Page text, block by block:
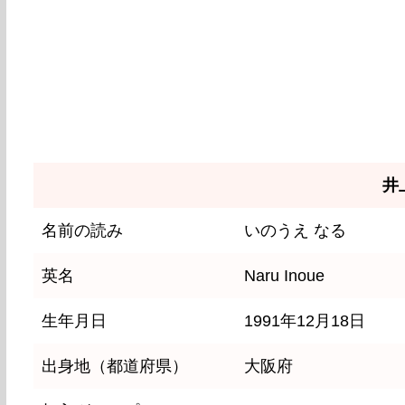
井
名前の読み いのうえ なる
英名 Naru Inoue
生年月日 1991年12月18日
出身地（都道府県） 大阪府